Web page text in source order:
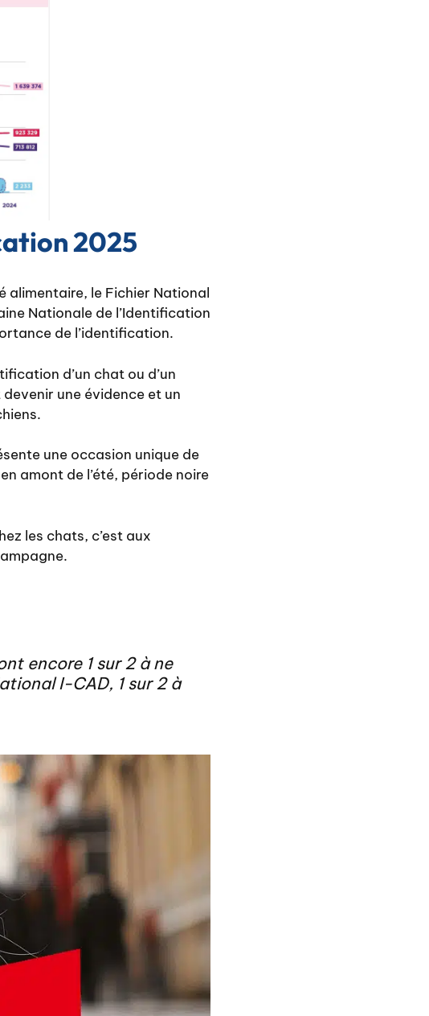
2025
alimentaire, le Fichier National
Nationale de l’Identification
de l’identification.
d’un chat ou d’un
une évidence et un
une occasion unique de
amont de l’été, période noire
les chats, c’est aux
encore 1 sur 2 à ne
I-CAD, 1 sur 2 à